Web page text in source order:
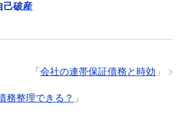
己破産
「 会社の連帯保証債務と時効 」
務整理できる？ 」